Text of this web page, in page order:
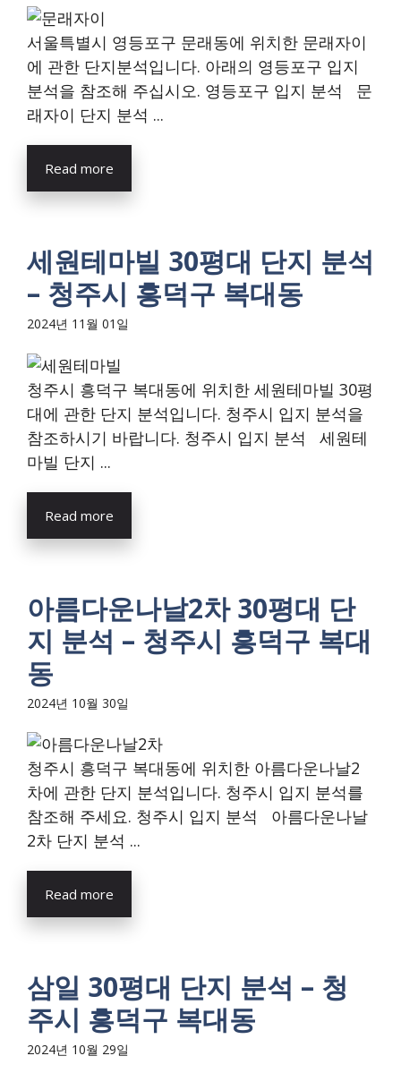
서울특별시 영등포구 문래동에 위치한 문래자이
에 관한 단지분석입니다. 아래의 영등포구 입지
분석을 참조해 주십시오. 영등포구 입지 분석 문
래자이 단지 분석 ...
Read more
세원테마빌 30평대 단지 분석
– 청주시 흥덕구 복대동
2024년 11월 01일
청주시 흥덕구 복대동에 위치한 세원테마빌 30평
대에 관한 단지 분석입니다. 청주시 입지 분석을
참조하시기 바랍니다. 청주시 입지 분석 세원테
마빌 단지 ...
Read more
아름다운나날2차 30평대 단
지 분석 – 청주시 흥덕구 복대
동
2024년 10월 30일
청주시 흥덕구 복대동에 위치한 아름다운나날2
차에 관한 단지 분석입니다. 청주시 입지 분석를
참조해 주세요. 청주시 입지 분석 아름다운나날
2차 단지 분석 ...
Read more
삼일 30평대 단지 분석 – 청
주시 흥덕구 복대동
2024년 10월 29일